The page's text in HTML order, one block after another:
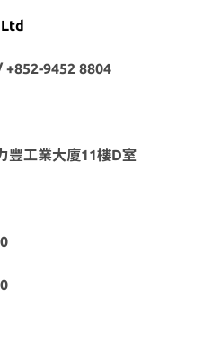
+852-9452 8804
豐工業大廈11樓D室